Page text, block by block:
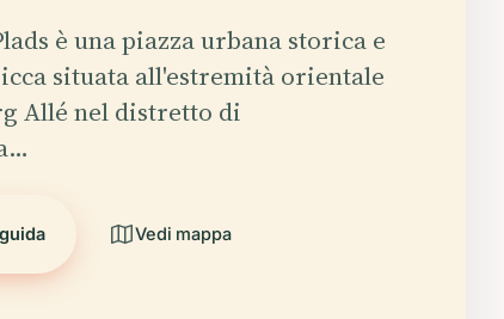
è una piazza urbana storica e
situata all'estremità orientale
Allé nel distretto di
Vedi mappa